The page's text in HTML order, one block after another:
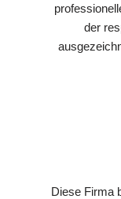
der
Diese Firma